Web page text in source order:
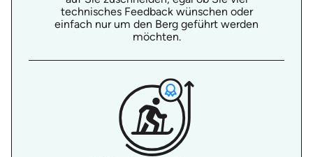
technisches Feedback wünschen oder
einfach nur um den Berg geführt werden
möchten.